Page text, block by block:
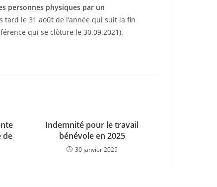
personnes physiques par un
tard le 31 août de l’année qui suit la fin
qui se clôture le 30.09.2021).
de
Indemnité pour le travail
bénévole en 2025
30 janvier 2025